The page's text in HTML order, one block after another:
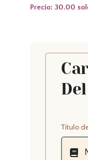
Precio: 30.00
Título